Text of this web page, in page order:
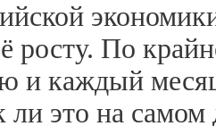
росту. По
и каждый
ли это на